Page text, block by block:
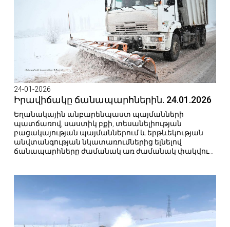
24-01-2026
Իրավիճակը ճանապարհներին. 24.01.2026
Եղանակային անբարենպաստ պայմանների
պատճառով, սաստիկ բքի, տեսանելիության
բացակայության պայմաններում և երթևեկության
անվտանգության նկատառումներից ելնելով
ճանապարհները ժամանակ առ ժամանակ փակվում